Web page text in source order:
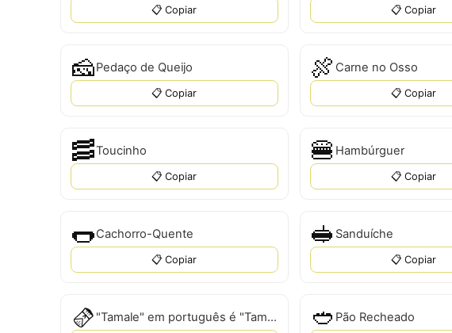
📋 Copiar 📋 Copiar
🧀Pedaço de Queijo
📋 Copiar
🍖 Carne no Osso
📋 Copiar
🥓Toucinho
📋 Copiar
🍔 Hambúrguer
📋 Copiar
🌭Cachorro-Quente
📋 Copiar
🥪 Sanduíche
📋 Copiar
🫔 "Tamale" em português é "Tamale". 🥙 Pão Recheado